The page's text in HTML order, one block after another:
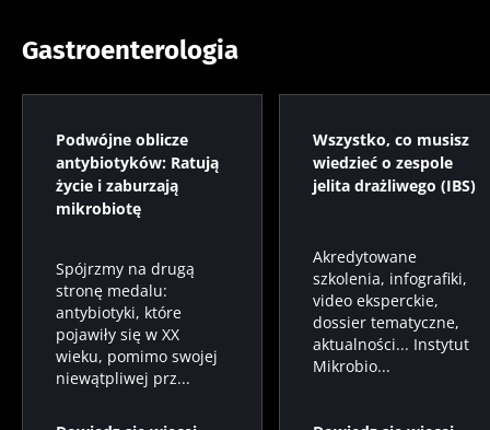
Gastroenterologia
Podwójne oblicze
antybiotyków: Ratują
życie i zaburzają
mikrobiotę
Spójrzmy na drugą
stronę medalu:
antybiotyki, które
pojawiły się w XX
wieku, pomimo swojej
niewątpliwej prz...
Wszystko, co musisz
wiedzieć o zespole
jelita drażliwego (IBS)
Akredytowane
szkolenia, infografiki,
video eksperckie,
dossier tematyczne,
aktualności... Instytut
Mikrobio...